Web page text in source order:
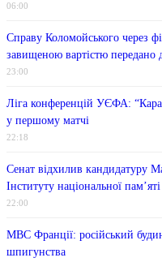
06:00
Справу Коломойського через
завищеною вартістю передано
23:00
Ліга конференцій УЄФА:
у першому матчі
22:18
Сенат відхилив кандидатуру
Інституту національної
22:00
МВС Франції: російський
шпигунства